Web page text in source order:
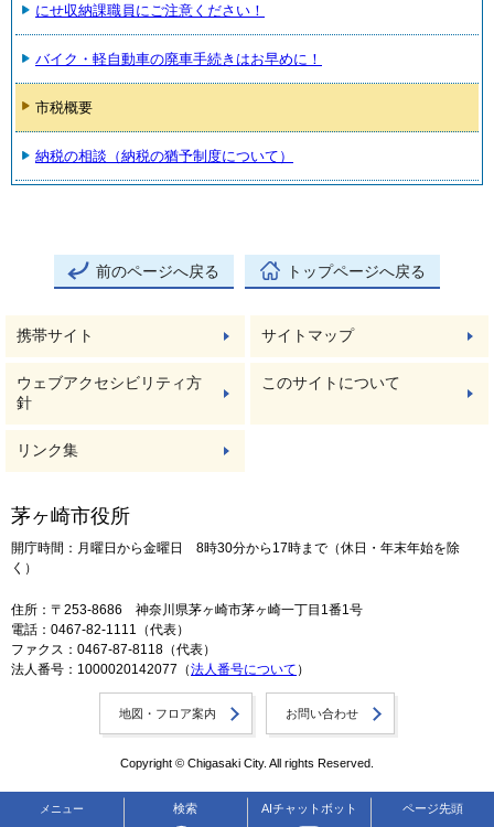
にせ収納課職員にご注意ください！
バイク・軽自動車の廃車手続きはお早めに！
市税概要
納税の相談（納税の猶予制度について）
前のページへ戻る トップページへ戻る
メニュー 検索 AIチャットボット ページ先頭
携帯サイト サイトマップ
ウェブアクセシビリティ方
針
このサイトについて
リンク集
茅ヶ崎市役所
開庁時間：月曜日から金曜日 8時30分から17時まで（休日・年末年始を除
く）
住所：〒253-8686 神奈川県茅ヶ崎市茅ヶ崎一丁目1番1号
電話：0467-82-1111（代表）
ファクス：0467-87-8118（代表）
法人番号：1000020142077（法人番号について ）
地図・フロア案内 お問い合わせ
Copyright © Chigasaki City. All rights Reserved.